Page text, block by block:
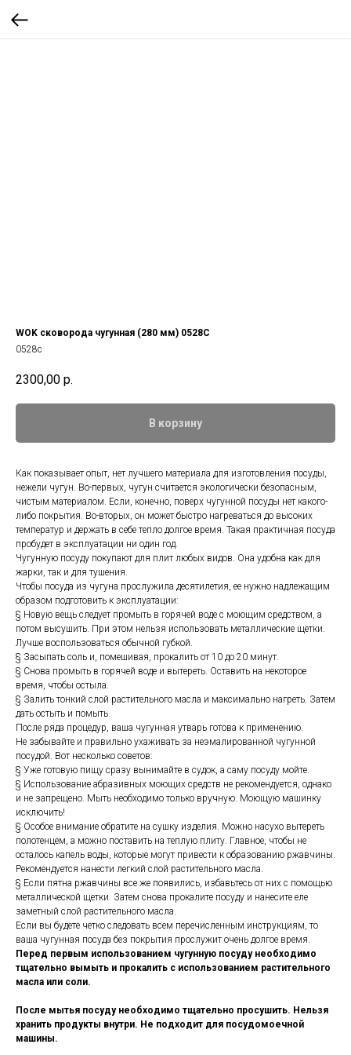
WOK сковорода чугунная (280 мм) 0528С
0528с
2300,00 р.
В корзину
Как показывает опыт, нет лучшего материала для изготовления посуды,
нежели чугун. Во-первых, чугун считается экологически безопасным,
чистым материалом. Если, конечно, поверх чугунной посуды нет какого-
либо покрытия. Во-вторых, он может быстро нагреваться до высоких
температур и держать в себе тепло долгое время. Такая практичная посуда
пробудет в эксплуатации ни один год.
Чугунную посуду покупают для плит любых видов. Она удобна как для
жарки, так и для тушения.
Чтобы посуда из чугуна прослужила десятилетия, ее нужно надлежащим
образом подготовить к эксплуатации:
§ Новую вещь следует промыть в горячей воде с моющим средством, а
потом высушить. При этом нельзя использовать металлические щетки.
Лучше воспользоваться обычной губкой.
§ Засыпать соль и, помешивая, прокалить от 10 до 20 минут.
§ Снова промыть в горячей воде и вытереть. Оставить на некоторое
время, чтобы остыла.
§ Залить тонкий слой растительного масла и максимально нагреть. Затем
дать остыть и помыть.
После ряда процедур, ваша чугунная утварь готова к применению.
Не забывайте и правильно ухаживать за неэмалированной чугунной
посудой. Вот несколько советов:
§ Уже готовую пищу сразу вынимайте в судок, а саму посуду мойте.
§ Использование абразивных моющих средств не рекомендуется, однако
и не запрещено. Мыть необходимо только вручную. Моющую машинку
исключить!
§ Особое внимание обратите на сушку изделия. Можно насухо вытереть
полотенцем, а можно поставить на теплую плиту. Главное, чтобы не
осталось капель воды, которые могут привести к образованию ржавчины.
Рекомендуется нанести легкий слой растительного масла.
§ Если пятна ржавчины все же появились, избавьтесь от них с помощью
металлической щетки. Затем снова прокалите посуду и нанесите еле
заметный слой растительного масла.
Если вы будете четко следовать всем перечисленным инструкциям, то
ваша чугунная посуда без покрытия прослужит очень долгое время.
Перед первым использованием чугунную посуду необходимо
тщательно вымыть и прокалить с использованием растительного
масла или соли.
После мытья посуду необходимо тщательно просушить. Нельзя
хранить продукты внутри. Не подходит для посудомоечной
машины.